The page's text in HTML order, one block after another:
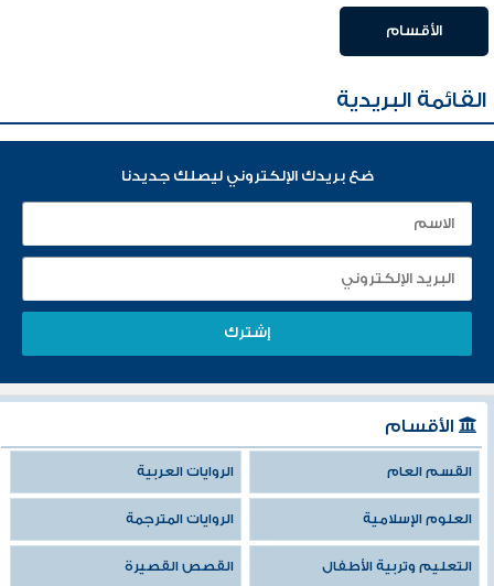
الأقسام
القائمة البريدية
ضع بريدك الإلكتروني ليصلك جديدنا
الأقسام
القسم العام الروايات العربية
العلوم الإسلامية الروايات المترجمة
التعليم وتربية الأطفال القصص القصيرة